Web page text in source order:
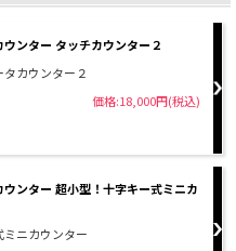
ンター タッチカウンター２
カウンター２
価格:18,000円(税込)
ウンター 超小型！十字キー式ミニカ
ニカウンター